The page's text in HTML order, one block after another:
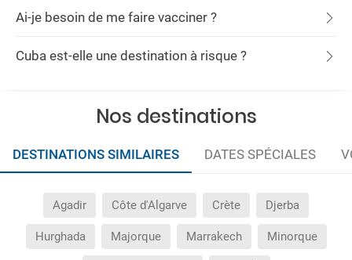
Ai-je besoin de me faire vacciner ?
Cuba est-elle une destination à risque ?
Nos destinations
DESTINATIONS SIMILAIRES DATES SPÉCIALES
Agadir Côte d'Algarve Crète Djerba
Hurghada Majorque Marrakech Minorque